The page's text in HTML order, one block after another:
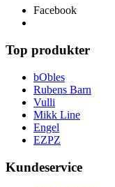
Facebook
Top produkter
bObles
Rubens Barn
Vulli
Mikk Line
Engel
EZPZ
Kundeservice